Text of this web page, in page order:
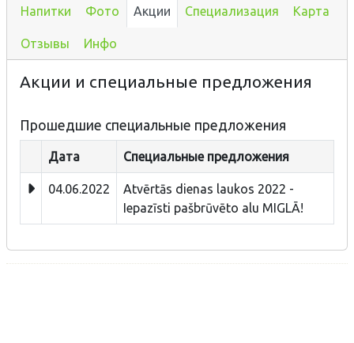
Напитки Фото Акции Специализация Карта
Отзывы Инфо
Акции и специальные предложения
Прошедшие специальные предложения
Дата Специальные предложения
04.06.2022
Atvērtās dienas laukos 2022 -
Iepazīsti pašbrūvēto alu MIGLĀ!